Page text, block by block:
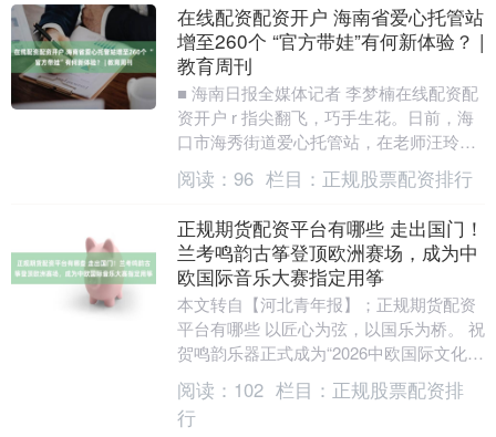
在线配资配资开户 海南省爱心托管站
增至260个 “官方带娃”有何新体验？ |
教育周刊
■ 海南日报全媒体记者 李梦楠在线配资配
资开户 r 指尖翻飞，巧手生花。日前，海
口市海秀街道爱心托管站，在老师汪玲的
指导下，孩子们用扭扭棒制作花卉。只见
彩棒在他....
阅读： 96 栏目： 正规股票配资排行
正规期货配资平台有哪些 走出国门！
兰考鸣韵古筝登顶欧洲赛场，成为中
欧国际音乐大赛指定用筝
本文转自【河北青年报】；正规期货配资
平台有哪些 以匠心为弦，以国乐为桥。 祝
贺鸣韵乐器正式成为“2026中欧国际文化交
流系列活动” 国风出海承办单位 兰考县鸣
韵....
阅读： 102 栏目： 正规股票配资排
行